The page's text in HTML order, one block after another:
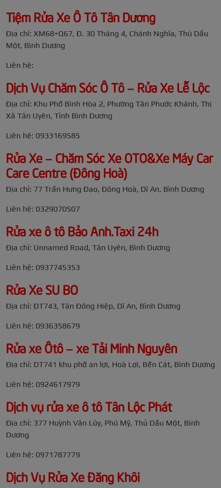
Tiệm Rửa Xe Ô Tô Tân Dương
Địa chỉ: XM68+Q67, Đ. 30 Tháng 4, Chánh Nghĩa, Thủ Dầu
Một, Bình Dương
Liên hệ:
Dịch Vụ Chăm Sóc Ô Tô – Rửa Xe Lễ Lộc
Địa chỉ: Khu Phố Bình Hòa 2, Phường Tân Phước Khánh, Thị
Xã Tân Uyên, Tỉnh Bình Dương
Liên hệ: 0933169585
Rửa Xe – Chăm Sóc Xe OTO&Xe Máy Car
Care Centre (Đông Hoà)
Địa chỉ: 77 Trần Hưng Đạo, Đông Hoà, Dĩ An, Bình Dương
Liên hệ: 0329070507
Rửa xe ô tô Bảo Anh.Taxi 24h
Địa chỉ: Unnamed Road, Tân Uyên, Bình Dương
Liên hệ: 0937745353
Rửa Xe SU BO
Địa chỉ: ĐT743, Tân Đông Hiệp, Dĩ An, Bình Dương
Liên hệ: 0936358679
Rửa xe Ôtô – xe Tải Minh Nguyên
Địa chỉ: DT741 khu phố an lợi, Hoà Lợi, Bến Cát, Bình Dương
Liên hệ: 0924617979
Dịch vụ rửa xe ô tô Tân Lộc Phát
Địa chỉ: 377 Huỳnh Văn Lũy, Phú Mỹ, Thủ Dầu Một, Bình
Dương
Liên hệ: 0971787779
Dịch Vụ Rửa Xe Đăng Khôi